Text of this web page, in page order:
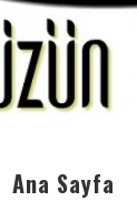
Ana Sayfa